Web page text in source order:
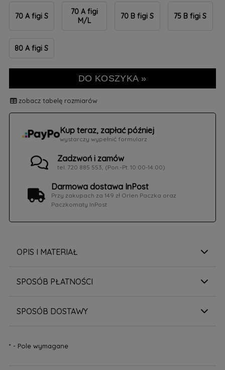
70 A figi S
70 A figi
M/L
70 B figi S 75 B figi S
80 A figi S
DO KOSZYKA »
zobacz tabelę rozmiarów
Kup teraz, zapłać później
wystarczy wypełnić formularz
Zadzwoń i zamów
tel. 720 885 553, (Pon.-Pt. 10:00-14:00)
Darmowa dostawa InPost
Przy zakupach za 149 zł Orlen Paczka oraz
Paczkomaty InPost
OPIS I MATERIAŁ
SPOSÓB PŁATNOŚCI
SPOSÓB DOSTAWY
*- Pole wymagane